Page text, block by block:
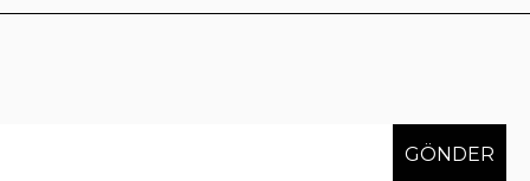
GÖNDER